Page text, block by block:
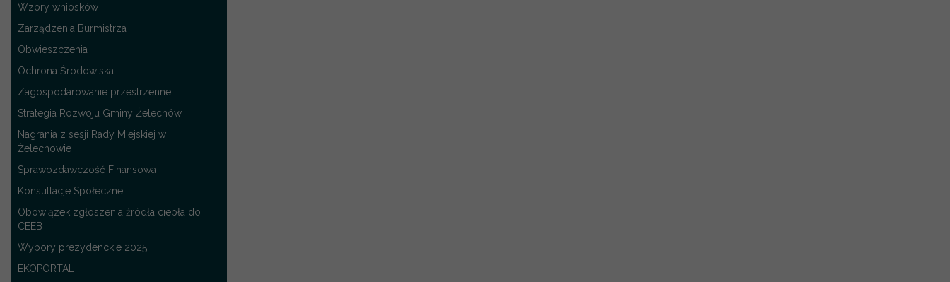
Wzory wniosków
Zarządzenia Burmistrza
Obwieszczenia
Ochrona Środowiska
Zagospodarowanie przestrzenne
Strategia Rozwoju Gminy Żelechów
Nagrania z sesji Rady Miejskiej w
Żelechowie
Sprawozdawczość Finansowa
Konsultacje Społeczne
Obowiązek zgłoszenia źródła ciepła do
CEEB
Wybory prezydenckie 2025
EKOPORTAL